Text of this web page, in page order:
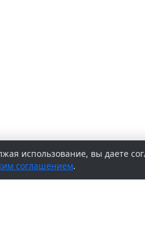
использование, вы даете
соглашением.